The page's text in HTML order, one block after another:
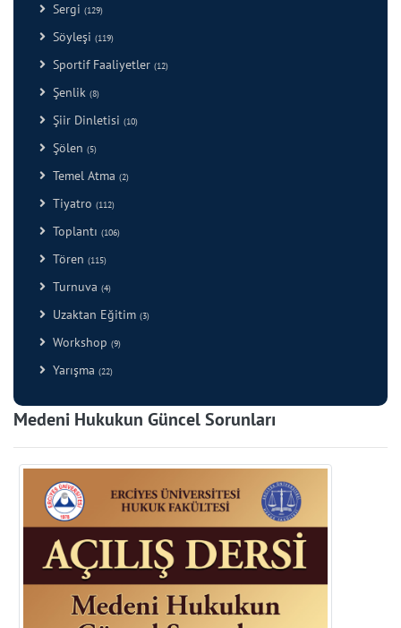
Sergi (129)
Söyleşi (119)
Sportif Faaliyetler (12)
Şenlik (8)
Şiir Dinletisi (10)
Şölen (5)
Temel Atma (2)
Tiyatro (112)
Toplantı (106)
Tören (115)
Turnuva (4)
Uzaktan Eğitim (3)
Workshop (9)
Yarışma (22)
Medeni Hukukun Güncel Sorunları